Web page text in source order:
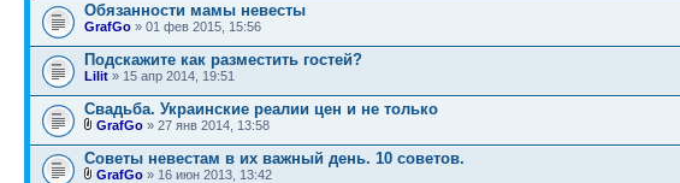
Обязанности мамы невесты
GrafGo » 01 фев 2015, 15:56
Подскажите как разместить гостей?
Lilit » 15 апр 2014, 19:51
Свадьба. Украинские реалии цен и не только
GrafGo » 27 янв 2014, 13:58
Советы невестам в их важный день. 10 советов.
GrafGo » 16 июн 2013, 13:42